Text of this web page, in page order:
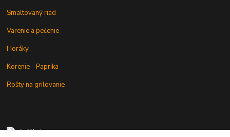
Smaltovaný riad
Varenie a pečenie
Horáky
Korenie - Paprika
Rošty na grilovanie
+421 902 212 007